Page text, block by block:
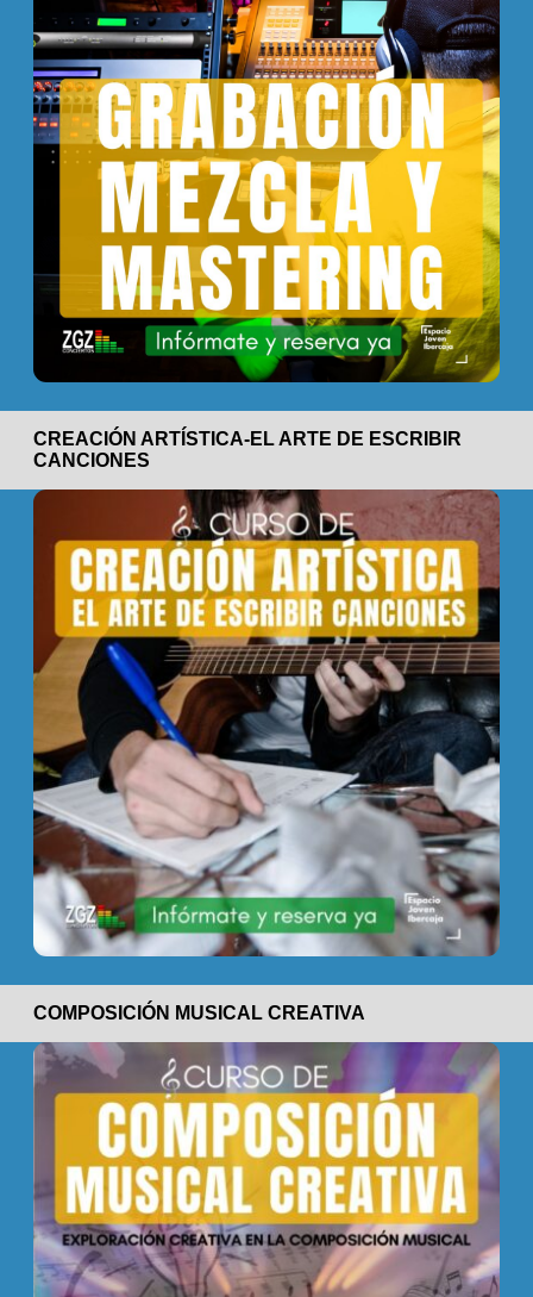
CREACIÓN ARTÍSTICA-EL ARTE DE ESCRIBIR
CANCIONES
COMPOSICIÓN MUSICAL CREATIVA